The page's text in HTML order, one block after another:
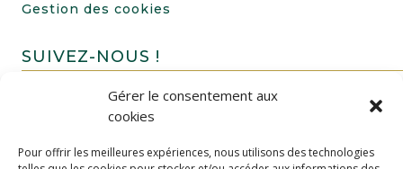
Gérer le consentement aux
cookies
Pour offrir les meilleures expériences, nous utilisons des technologies
Gestion des cookies
SUIVEZ-NOUS !